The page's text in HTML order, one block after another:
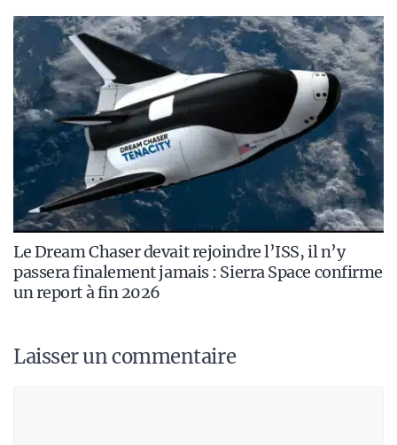
Le Dream Chaser devait rejoindre l’ISS, il n’y
passera finalement jamais : Sierra Space confirme
un report à fin 2026
Laisser un commentaire